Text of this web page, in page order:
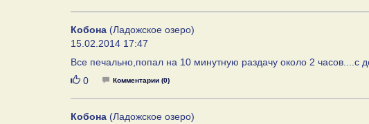
Кобона (Ладожское озеро)
15.02.2014 17:47
Все печально,попал на 10 минутную раздачу около 2 часов....с
Нравится
0 Комментарии (0)
Кобона (Ладожское озеро)